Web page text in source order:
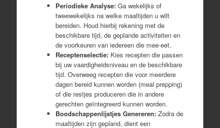
Periodieke Analyse:Ga wekelijks of
tweewekelijks na welke maaltijden u wilt
bereiden. Houd hierbij rekening met de
beschikbare tijd, de geplande activiteiten en
de voorkeuren van iedereen die mee-eet.
Receptenselectie:Kies recepten die passen
bij uw vaardigheidsniveau en de beschikbare
tijd. Overweeg recepten die voor meerdere
dagen bereid kunnen worden (meal prepping)
of die restjes produceren die in andere
gerechten geïntegreerd kunnen worden.
Boodschappenlijstjes Genereren:Zodra de
maaltijden zijn gepland, dient een